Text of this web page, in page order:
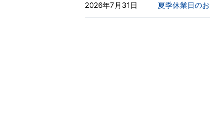
2026年7月31日 夏季休業日の